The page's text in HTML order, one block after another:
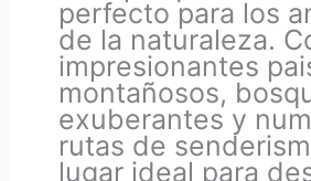
perfecto para los
de la naturaleza.
impresionantes
montañosos,
exuberantes y
rutas de
lugar ideal para